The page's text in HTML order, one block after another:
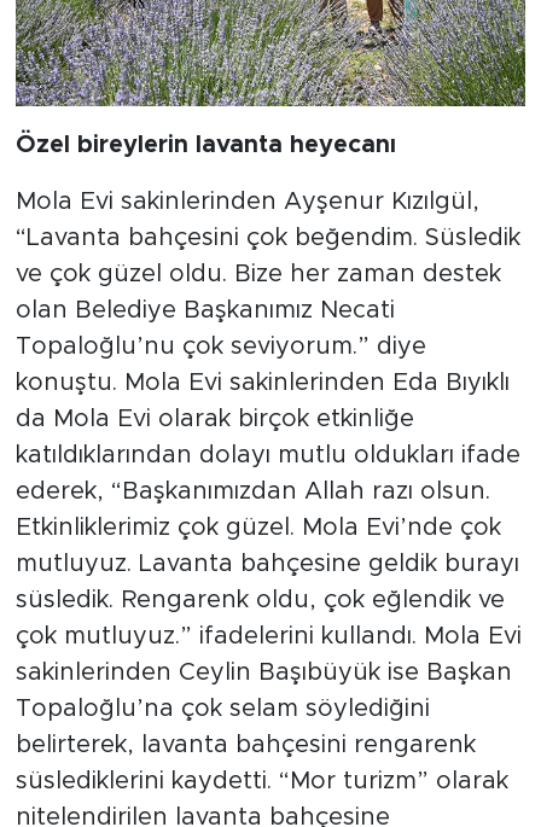
Özel bireylerin lavanta heyecanı
Mola Evi sakinlerinden Ayşenur Kızılgül,
“Lavanta bahçesini çok beğendim. Süsledik
ve çok güzel oldu. Bize her zaman destek
olan Belediye Başkanımız Necati
Topaloğlu’nu çok seviyorum.” diye
konuştu. Mola Evi sakinlerinden Eda Bıyıklı
da Mola Evi olarak birçok etkinliğe
katıldıklarından dolayı mutlu oldukları ifade
ederek, “Başkanımızdan Allah razı olsun.
Etkinliklerimiz çok güzel. Mola Evi’nde çok
mutluyuz. Lavanta bahçesine geldik burayı
süsledik. Rengarenk oldu, çok eğlendik ve
çok mutluyuz.” ifadelerini kullandı. Mola Evi
sakinlerinden Ceylin Başıbüyük ise Başkan
Topaloğlu’na çok selam söylediğini
belirterek, lavanta bahçesini rengarenk
süslediklerini kaydetti. “Mor turizm” olarak
nitelendirilen lavanta bahçesine